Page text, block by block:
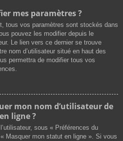
mes paramètres ?
tous vos paramètres sont stockés dans
pouvez les modifier depuis le
Le lien vers ce dernier se trouve
nom d’utilisateur situé en haut des
permettra de modifier tous vos
mon nom d’utilisateur de
ligne ?
sous « Préférences du
Masquer mon statut en ligne ». Si vous